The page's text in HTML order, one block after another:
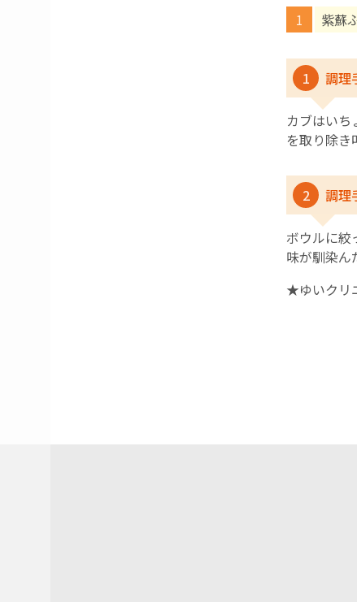
紫蘇
1 調理
カブはい
を取り除き
2 調理
ボウルに絞
味が馴染ん
★ゆいクリ